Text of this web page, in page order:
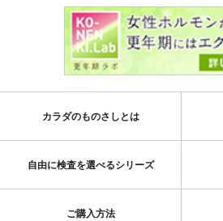
カラダのものさしとは
自由に検査を選べるシリーズ
ご購入方法